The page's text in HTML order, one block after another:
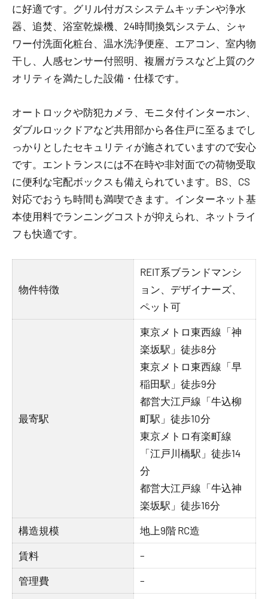
に好適です。グリル付ガスシステムキッチンや浄水
器、追焚、浴室乾燥機、24時間換気システム、シャ
ワー付洗面化粧台、温水洗浄便座、エアコン、室内物
干し、人感センサー付照明、複層ガラスなど上質のク
オリティを満たした設備・仕様です。
オートロックや防犯カメラ、モニタ付インターホン、
ダブルロックドアなど共用部から各住戸に至るまでし
っかりとしたセキュリティが施されていますので安心
です。エントランスには不在時や非対面での荷物受取
に便利な宅配ボックスも備えられています。BS、CS
対応でおうち時間も満喫できます。インターネット基
本使用料でランニングコストが抑えられ、ネットライ
フも快適です。
物件特徴
REIT系ブランドマンシ
ョン、デザイナーズ、
ペット可
最寄駅
東京メトロ東西線「神
楽坂駅」徒歩8分
東京メトロ東西線「早
稲田駅」徒歩9分
都営大江戸線「牛込柳
町駅」徒歩10分
東京メトロ有楽町線
「江戸川橋駅」徒歩14
分
都営大江戸線「牛込神
楽坂駅」徒歩16分
構造規模 地上9階 RC造
賃料 –
管理費 –